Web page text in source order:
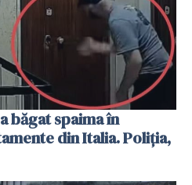
băgat spaima în
din Italia. Poliția,